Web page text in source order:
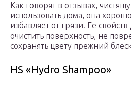
Как говорят в отзывах,
использовать дома, она
избавляет от грязи. Ее
очистить поверхность, не
сохранять цвету прежний
HS «Hydro Shampoo»